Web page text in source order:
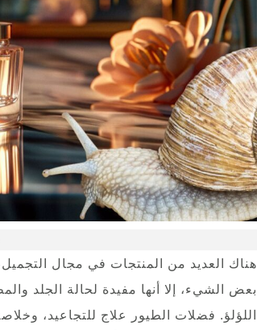
هناك العديد من المنتجات في مجال
بعض الشيء، إلا أنها مفيدة لحالة الجلد
اللؤلؤ. فضلات الطيور علاج للتجاعيد،